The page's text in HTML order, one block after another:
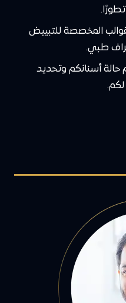
المخصصة للتبييض
طبي.
حالة أسنانكم وتحديد
لكم.